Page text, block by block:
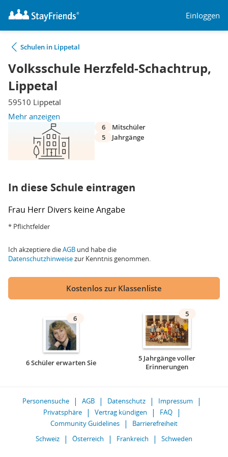
Einloggen
Schulen in Lippetal
Volksschule Herzfeld-Schachtrup,
Lippetal
59510 Lippetal
Mehr anzeigen
6
Mitschüler
5
Jahrgänge
In diese Schule eintragen
Frau Herr Divers keine Angabe
* Pflichtfelder
Ich akzeptiere dieAGB und habe die
Datenschutzhinweisezur Kenntnis genommen.
Kostenlos zur Klassenliste
6
6 Schüler erwarten Sie
5
5 Jahrgänge voller
Erinnerungen
Personensuche AGB Datenschutz
Impressum
Privatsphäre
Vertrag kündigen
FAQ
Community Guidelines
Barrierefreiheit
Schweiz
Österreich Frankreich Schweden